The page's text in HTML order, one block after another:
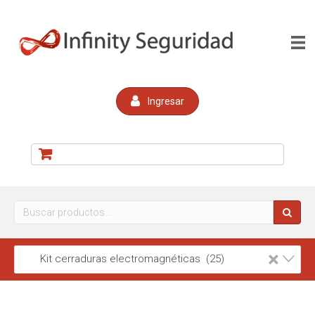
Ingresar
Buscar
×
Kit cerraduras electromagnéticas (25)